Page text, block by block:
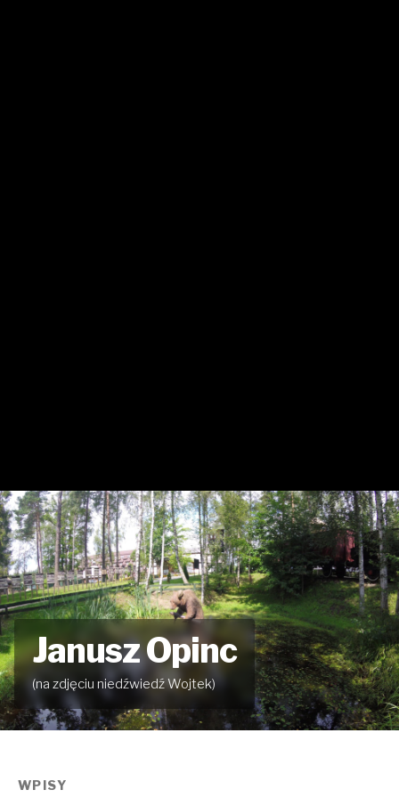
Janusz Opinc
(na zdjęciu niedźwiedź Wojtek)
WPISY